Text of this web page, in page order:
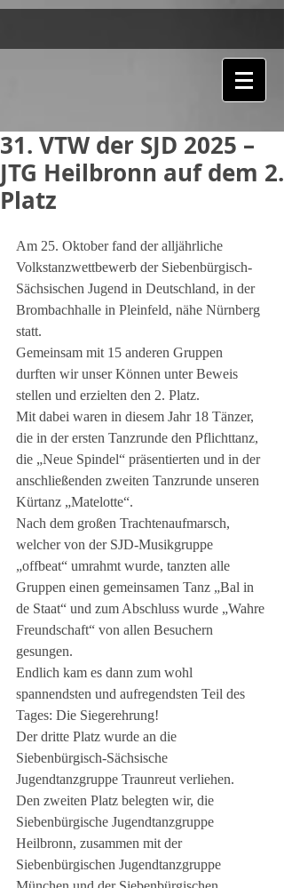
31.⁠ ⁠VTW der SJD 2025 –
JTG Heilbronn auf dem 2.
Platz
Am 25. Oktober fand der alljährliche
Volkstanzwettbewerb der Siebenbürgisch-
Sächsischen Jugend in Deutschland, in der
Brombachhalle in Pleinfeld, nähe Nürnberg
statt.
Gemeinsam mit 15 anderen Gruppen
durften wir unser Können unter Beweis
stellen und erzielten den 2. Platz.
Mit dabei waren in diesem Jahr 18 Tänzer,
die in der ersten Tanzrunde den Pflichttanz,
die „Neue Spindel“ präsentierten und in der
anschließenden zweiten Tanzrunde unseren
Kürtanz „Matelotte“.
Nach dem großen Trachtenaufmarsch,
welcher von der SJD-Musikgruppe
„offbeat“ umrahmt wurde, tanzten alle
Gruppen einen gemeinsamen Tanz „Bal in
de Staat“ und zum Abschluss wurde „Wahre
Freundschaft“ von allen Besuchern
gesungen.
Endlich kam es dann zum wohl
spannendsten und aufregendsten Teil des
Tages: Die Siegerehrung!
Der dritte Platz wurde an die
Siebenbürgisch-Sächsische
Jugendtanzgruppe Traunreut verliehen.
Den zweiten Platz belegten wir, die
Siebenbürgische Jugendtanzgruppe
Heilbronn, zusammen mit der
Siebenbürgischen Jugendtanzgruppe